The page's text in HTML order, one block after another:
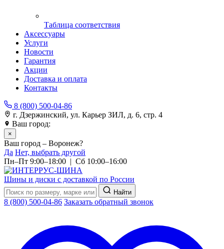
Таблица соответствия
Аксессуары
Услуги
Новости
Гарантия
Акции
Доставка и оплата
Контакты
8 (800) 500-04-86
г. Дзержинский, ул. Карьер ЗИЛ, д. 6, стр. 4
Ваш город:
×
Ваш город – Воронеж?
Да Нет, выбрать другой
Пн–Пт 9:00–18:00 | Сб 10:00–16:00
Шины и диски с доставкой по России
Найти
8 (800) 500-04-86 Заказать обратный звонок